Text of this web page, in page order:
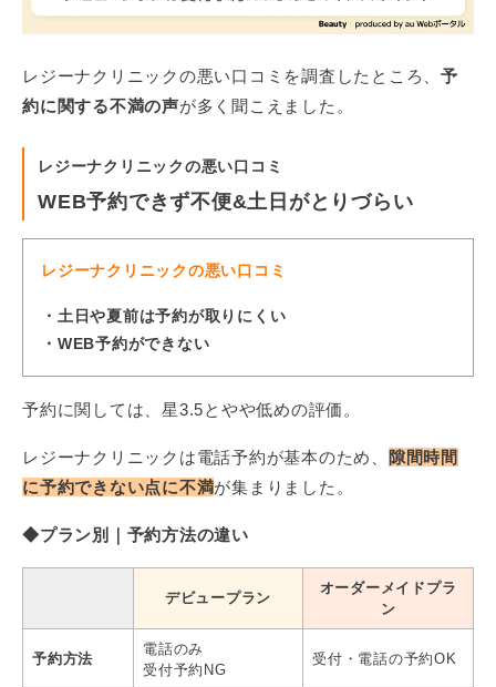
レジーナクリニックの悪い口コミを調査したところ、 予
約に関する不満の声が多く聞こえました。
レジーナクリニックの悪い口コミ
WEB予約できず不便&土日がとりづらい
レジーナクリニックの悪い口コミ
・土日や夏前は予約が取りにくい
・WEB予約ができない
予約に関しては、星3.5とやや低めの評価。
レジーナクリニックは電話予約が基本のため、
隙間時間
に予約できない点に不満が集まりました。
◆プラン別｜予約方法の違い
デビュープラン
オーダーメイドプラ
ン
予約方法
電話のみ
受付予約NG
受付・電話の予約OK